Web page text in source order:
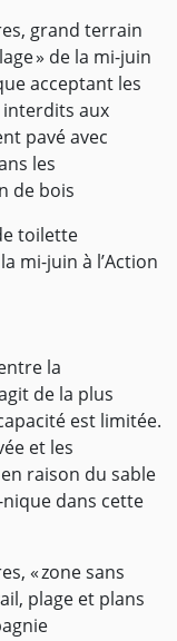
grand terrain
» de la mi-juin
acceptant les
interdits aux
pavé avec
les
de bois
toilette
mi-juin à l’Action
la
de la plus
est limitée.
et les
raison du sable
nique dans cette
« zone sans
plage et plans